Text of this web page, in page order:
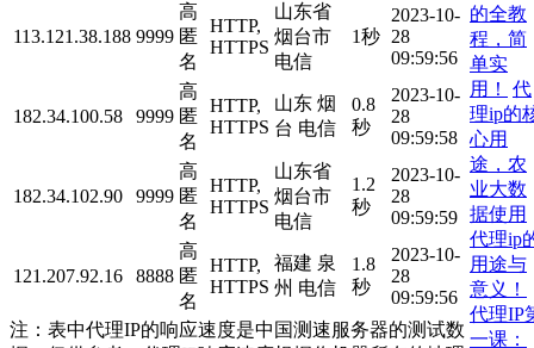
113.121.38.188 9999
高
匿
名
HTTP,
HTTPS
山东省
烟台市
电信
1秒
2023-10-
28
09:59:56
182.34.100.58 9999
高
匿
名
HTTP,
HTTPS
山东 烟
台 电信
0.8
秒
2023-10-
28
09:59:58
182.34.102.90 9999
高
匿
名
HTTP,
HTTPS
山东省
烟台市
电信
1.2
秒
2023-10-
28
09:59:59
121.207.92.16 8888
高
匿
名
HTTP,
HTTPS
福建 泉
州 电信
1.8
秒
2023-10-
28
09:59:56
注：表中代理IP的响应速度是中国测速服务器的测试数
的全教
程，简
单实
用！
代
理ip的
心用
途，农
业大数
据使用
代理ip
用途与
意义！
代理IP
一课：